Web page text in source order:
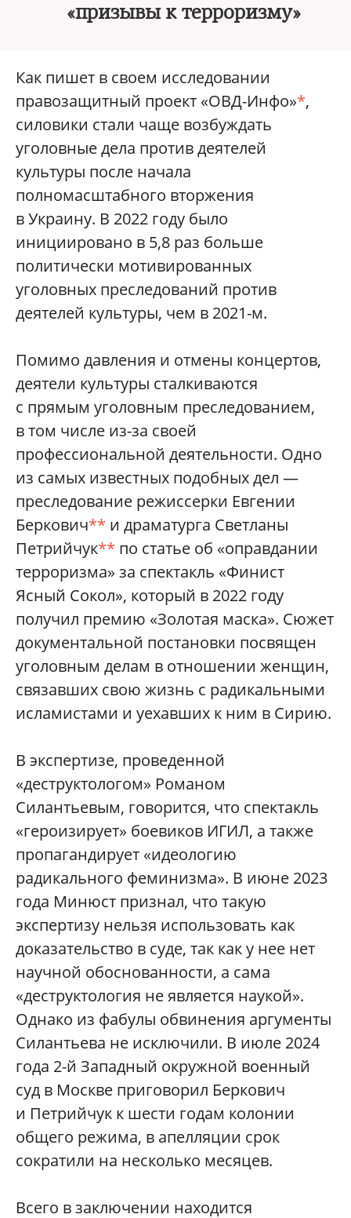
«призывы к терроризму»
Как пишет в своем исследовании
правозащитный проект «ОВД-Инфо»*,
силовики стали чаще возбуждать
уголовные дела против деятелей
культуры после начала
полномасштабного вторжения
в Украину. В 2022 году было
инициировано в 5,8 раз больше
политически мотивированных
уголовных преследований против
деятелей культуры, чем в 2021-м.
Помимо давления и отмены концертов,
деятели культуры сталкиваются
с прямым уголовным преследованием,
в том числе из-за своей
профессиональной деятельности. Одно
из самых известных подобных дел —
преследование режиссерки Евгении
Беркович** и драматурга Светланы
Петрийчук** по статье об «оправдании
терроризма» за спектакль «Финист
Ясный Сокол», который в 2022 году
получил премию «Золотая маска». Сюжет
документальной постановки посвящен
уголовным делам в отношении женщин,
связавших свою жизнь с радикальными
исламистами и уехавших к ним в Сирию.
В экспертизе, проведенной
«деструктологом» Романом
Силантьевым, говорится, что спектакль
«героизирует» боевиков ИГИЛ, а также
пропагандирует «идеологию
радикального феминизма». В июне 2023
года Минюст признал, что такую
экспертизу нельзя использовать как
доказательство в суде, так как у нее нет
научной обоснованности, а сама
«деструктология не является наукой».
Однако из фабулы обвинения аргументы
Силантьева не исключили. В июле 2024
года 2-й Западный окружной военный
суд в Москве приговорил Беркович
и Петрийчук к шести годам колонии
общего режима, в апелляции срок
сократили на несколько месяцев.
Всего в заключении находится